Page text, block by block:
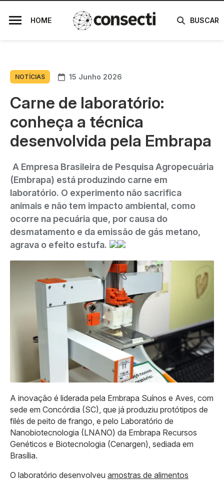
HOME BUSCAR
NOTÍCIAS 15 Junho 2026
Carne de laboratório:
conheça a técnica
desenvolvida pela Embrapa
A Empresa Brasileira de Pesquisa Agropecuária
(Embrapa) está produzindo carne em
laboratório. O experimento não sacrifica
animais e não tem impacto ambiental, como
ocorre na pecuária que, por causa do
desmatamento e da emissão de gás metano,
agrava o efeito estufa.
A inovação é liderada pela Embrapa Suínos e Aves, com
sede em Concórdia (SC), que já produziu protótipos de
filés de peito de frango, e pelo Laboratório de
Nanobiotecnologia (LNANO) da Embrapa Recursos
Genéticos e Biotecnologia (Cenargen), sediada em
Brasília.
O laboratório desenvolveu amostras de alimentos